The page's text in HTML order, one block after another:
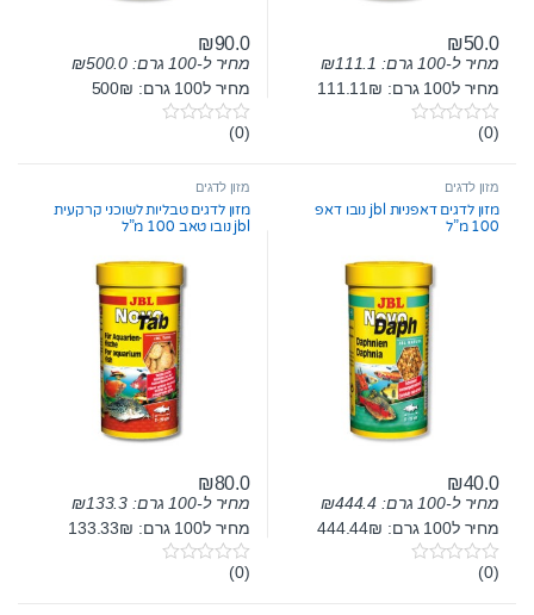
₪50.0
מחיר ל-100 גרם: ₪111.1
מחיר ל100 גרם: 111.11₪
0
t
o
f
5
(0)
₪90.0
מחיר ל-100 גרם: ₪500.0
מחיר ל100 גרם: 500₪
0
t
o
f
5
(0)
מזון לדגים
מזון לדגים דאפניות jbl נובו דאפ
100 מ”ל
₪40.0
מחיר ל-100 גרם: ₪444.4
מחיר ל100 גרם: 444.44₪
0(0)
מזון לדגים
מזון לדגים טבליות לשוכני קרקעית
jbl נובו טאב 100 מ”ל
₪80.0
מחיר ל-100 גרם: ₪133.3
מחיר ל100 גרם: 133.33₪
0(0)